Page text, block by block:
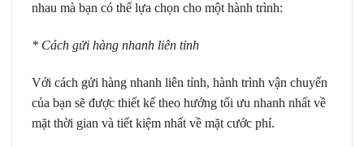
nhau mà bạn có thể lựa chọn cho một hành trình:
* Cách gửi hàng nhanh liên tỉnh
Với cách gửi hàng nhanh liên tỉnh, hành trình vận chuyển
của bạn sẽ được thiết kế theo hướng tối ưu nhanh nhất về
mặt thời gian và tiết kiệm nhất về mặt cước phí.